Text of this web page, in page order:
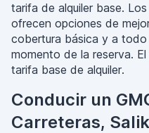
tarifa de alquiler base.
ofrecen opciones de
cobertura básica y a todo
momento de la reserva.
tarifa base de alquiler.
Conducir un
Carreteras,